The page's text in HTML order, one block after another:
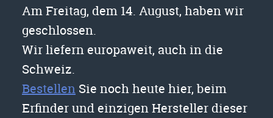
Am Freitag, dem 14. August, haben wir
geschlossen.
Wir liefern europaweit, auch in die
Schweiz.
Bestellen Sie noch heute hier, beim
Erfinder und einzigen Hersteller dieser